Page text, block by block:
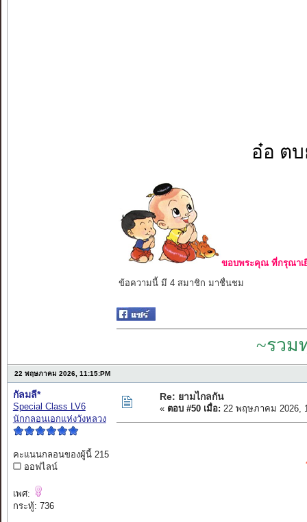
อ๋อ ตบ
ขอบพระคุณ ที่กรุณาเ
ข้อความนี้ มี 4 สมาชิก มาชื่นชม
~รวม
22 พฤษภาคม 2026, 11:15:PM
กัลมลี*
Special Class LV6
นักกลอนเอกแห่งวังหลวง
คะแนนกลอนของผู้นี้ 215
ออฟไลน์
เพศ:
กระทู้: 736
Re: ยามไกลกัน
« ตอบ #50 เมื่อ: 22 พฤษภาคม 2026,